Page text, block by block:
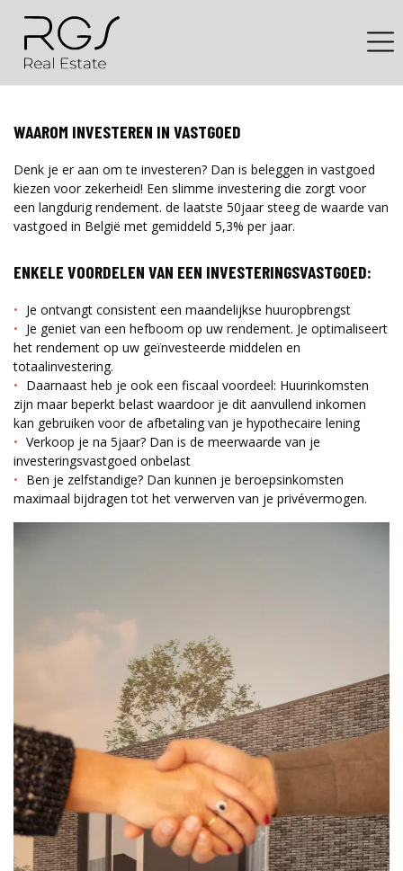
WAAROM INVESTEREN IN VASTGOED
Denk je er aan om te investeren? Dan is beleggen in vastgoed
kiezen voor zekerheid! Een slimme investering die zorgt voor
een langdurig rendement. de laatste 50jaar steeg de waarde van
vastgoed in België met gemiddeld 5,3% per jaar.
ENKELE VOORDELEN VAN EEN INVESTERINGSVASTGOED:
Je ontvangt consistent een maandelijkse huuropbrengst
Je geniet van een hefboom op uw rendement. Je optimaliseert
het rendement op uw geïnvesteerde middelen en
totaalinvestering.
Daarnaast heb je ook een fiscaal voordeel: Huurinkomsten
zijn maar beperkt belast waardoor je dit aanvullend inkomen
kan gebruiken voor de afbetaling van je hypothecaire lening
Verkoop je na 5jaar? Dan is de meerwaarde van je
investeringsvastgoed onbelast
Ben je zelfstandige? Dan kunnen je beroepsinkomsten
maximaal bijdragen tot het verwerven van je privévermogen.